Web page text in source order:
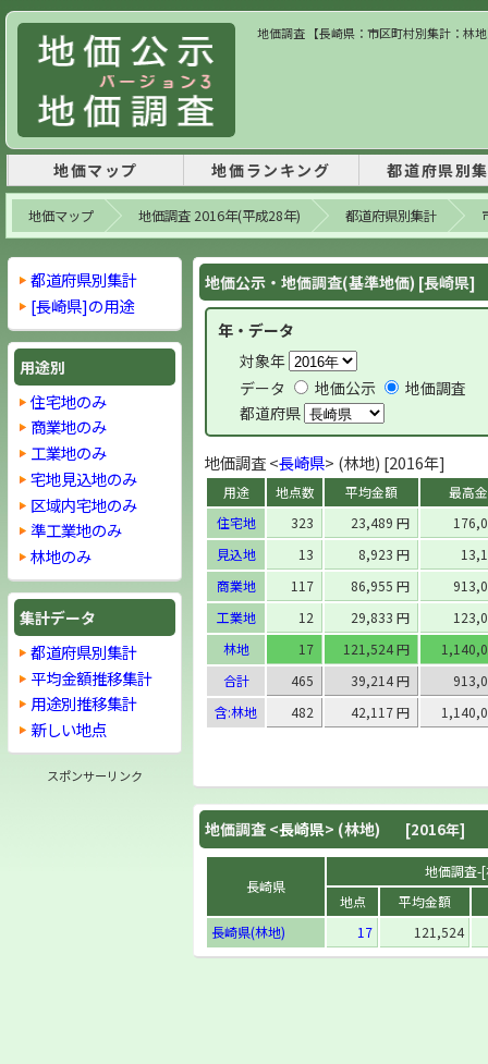
地価調査 【長崎県：市区町村別集計：林
地価マップ 地価ランキング 都道府県別
地価マップ 地価調査 2016年(平成28年) 都道府県別集計
地価公示・地価調査(基準地価) [長崎県]
年・データ
対象年
データ
地価公示
地価調査
都道府県
地価調査 <長崎県> (林地) [2016年]
用途 地点数 平均金額
最高
住宅地
323 23,489 円
見込地
13 8,923 円
商業地
117 86,955 円
工業地
12 29,833 円
林地
17 121,524 円
合計
465 39,214 円
含:林地
482 42,117 円
地価調査 <長崎県> (林地) [2016年]
長崎県
地価調査-
地点
平均金額
長崎県(林地)
17 121,524
都道府県別集計
[長崎県]の用途
用途別
住宅地のみ
商業地のみ
工業地のみ
宅地見込地のみ
区域内宅地のみ
準工業地のみ
林地のみ
集計データ
都道府県別集計
平均金額推移集計
用途別推移集計
新しい地点
スポンサーリンク